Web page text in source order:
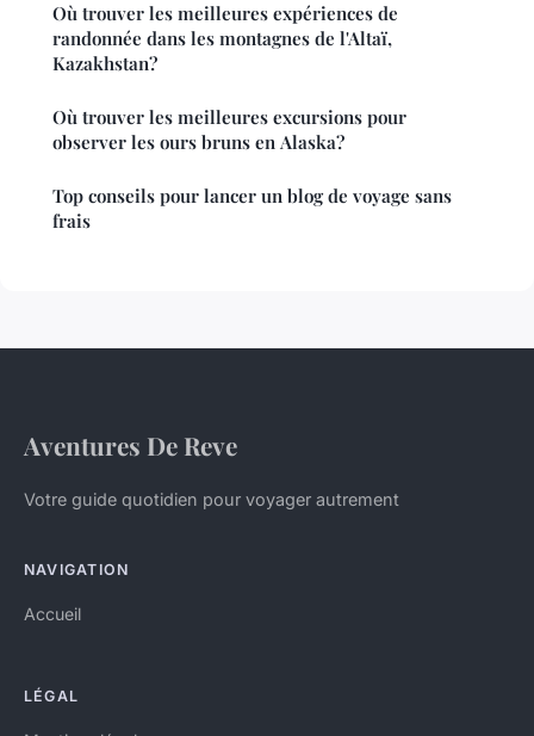
Où trouver les meilleures expériences de
randonnée dans les montagnes de l'Altaï,
Kazakhstan?
Où trouver les meilleures excursions pour
observer les ours bruns en Alaska?
Top conseils pour lancer un blog de voyage sans
frais
Aventures De Reve
Votre guide quotidien pour voyager autrement
NAVIGATION
Accueil
LÉGAL